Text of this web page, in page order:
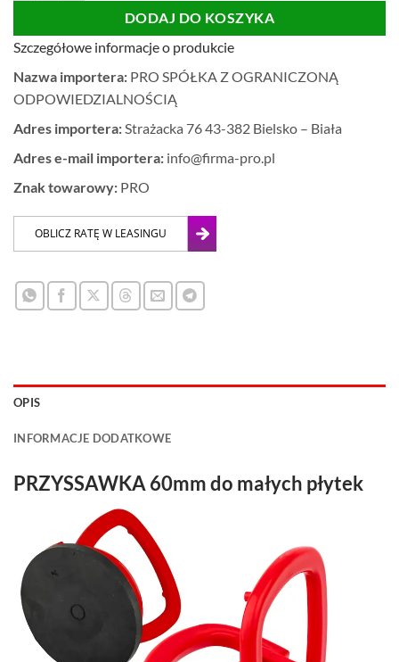
DODAJ DO KOSZYKA
Szczegółowe informacje o produkcie
Nazwa importera: PRO SPÓŁKA Z OGRANICZONĄ
ODPOWIEDZIALNOŚCIĄ
Adres importera:Strażacka 76 43-382 Bielsko – Biała
Adres e-mail importera: info@firma-pro.pl
Znak towarowy: PRO
OPIS
INFORMACJE DODATKOWE
PRZYSSAWKA 60mm do małych płytek